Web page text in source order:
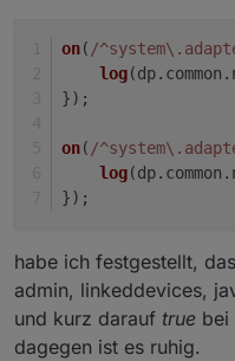
on( /
log(dp. common .
});
on( /
log(dp. common .
});
habe ich festgestellt,
admin, linkeddevices,
und kurz darauf true bei
dagegen ist es ruhig.